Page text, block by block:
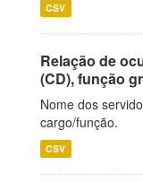
CSV
Relação de
(CD), função
Nome dos
cargo/função.
CSV